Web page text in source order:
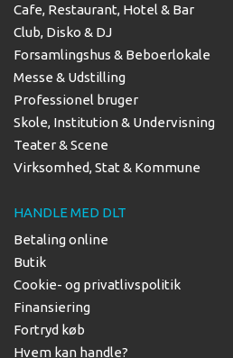
Cafe, Restaurant, Hotel & Bar
Club, Disko & DJ
Forsamlingshus & Beboerlokale
Messe & Udstilling
Professionel bruger
Skole, Institution & Undervisning
Teater & Scene
Virksomhed, Stat & Kommune
HANDLE MED DLT
Betaling online
Butik
Cookie- og privatlivspolitik
Finansiering
Fortryd køb
Hvem kan handle?